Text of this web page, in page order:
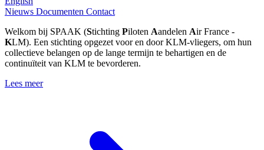
Nieuws Documenten Contact
Welkom bij SPAAK (Stichting Piloten Aandelen Air France -
KLM). Een stichting opgezet voor en door KLM-vliegers, om hun
collectieve belangen op de lange termijn te behartigen en de
continuïteit van KLM te bevorderen.
Lees meer